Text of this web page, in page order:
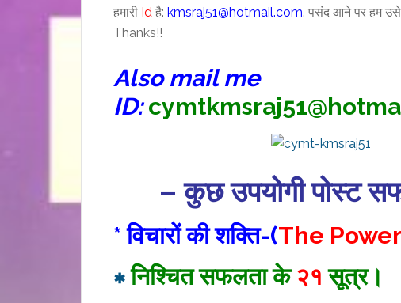
हमारी Id है: kmsraj51@hotmail.com. पसंद आने पर हम
Thanks!!
Also mail me
ID:
– कुछ उपयोगी पोस्ट
* विचारों की शक्ति-(The
∗निश्चित सफलता के २१ सूत्र।